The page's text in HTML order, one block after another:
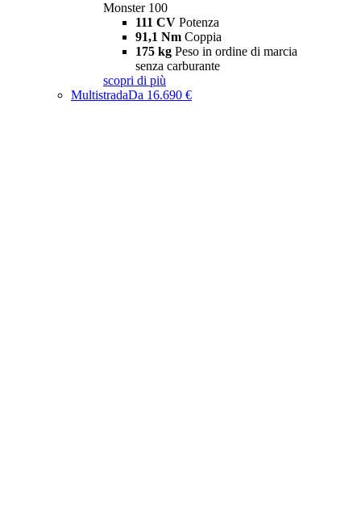
Monster 100
111 CV Potenza
91,1 Nm Coppia
175 kg Peso in ordine di marcia
senza carburante
scopri di più
MultistradaDa 16.690 €